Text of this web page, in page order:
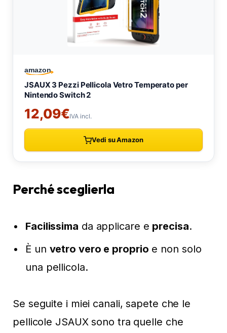
Perché sceglierla
Facilissima da applicare e precisa.
È un vetro vero e proprio e non solo
una pellicola.
Se seguite i miei canali, sapete che le
pellicole JSAUX sono tra quelle che